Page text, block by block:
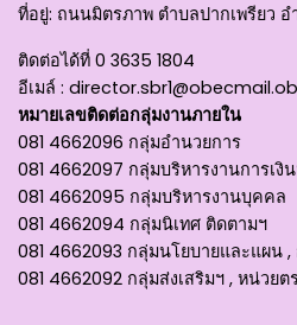
ที่อยู่: ถนนมิตรภาพ ตำบลปากเพรียว อ
ติดต่อได้ที่ 0 3635 1804
อีเมล์ :
หมายเลขติดต่อกลุ่มงานภายใน
081 4662096 กลุ่มอำนวยการ
081 4662097 กลุ่มบริหารงานการเงิ
081 4662095 กลุ่มบริหารงานบุคคล
081 4662094 กลุ่มนิเทศ ติดตามฯ
081 4662093 กลุ่มนโยบายและแผน ,
081 4662092 กลุ่มส่งเสริมฯ , หน่วย